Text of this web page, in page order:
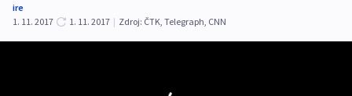
ire
1. 11. 2017
1. 11. 2017 | Zdroj: ČTK, Telegraph, CNN